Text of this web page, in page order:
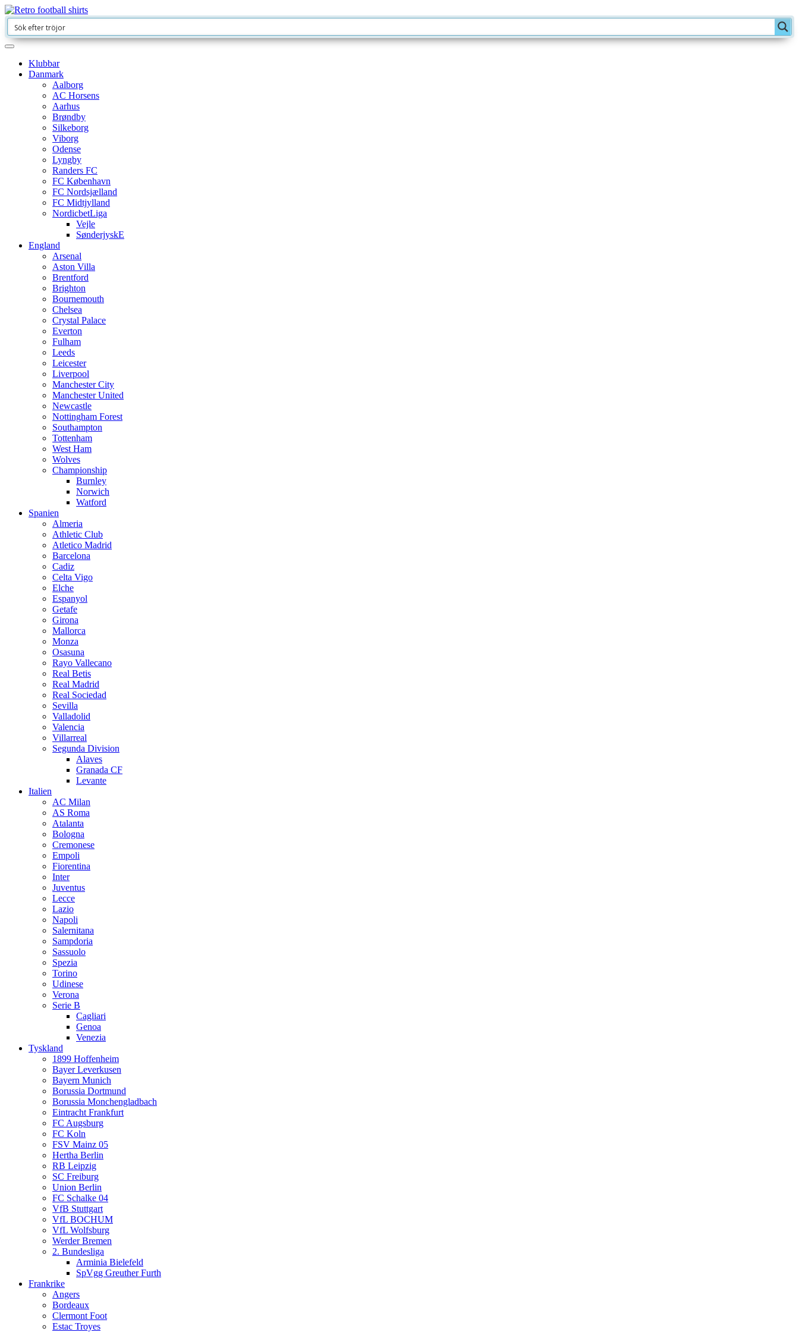
Klubbar
Danmark
Aalborg
AC Horsens
Aarhus
Brøndby
Silkeborg
Viborg
Odense
Lyngby
Randers FC
FC København
FC Nordsjælland
FC Midtjylland
NordicbetLiga
Vejle
SønderjyskE
England
Arsenal
Aston Villa
Brentford
Brighton
Bournemouth
Chelsea
Crystal Palace
Everton
Fulham
Leeds
Leicester
Liverpool
Manchester City
Manchester United
Newcastle
Nottingham Forest
Southampton
Tottenham
West Ham
Wolves
Championship
Burnley
Norwich
Watford
Spanien
Almeria
Athletic Club
Atletico Madrid
Barcelona
Cadiz
Celta Vigo
Elche
Espanyol
Getafe
Girona
Mallorca
Monza
Osasuna
Rayo Vallecano
Real Betis
Real Madrid
Real Sociedad
Sevilla
Valladolid
Valencia
Villarreal
Segunda Division
Alaves
Granada CF
Levante
Italien
AC Milan
AS Roma
Atalanta
Bologna
Cremonese
Empoli
Fiorentina
Inter
Juventus
Lecce
Lazio
Napoli
Salernitana
Sampdoria
Sassuolo
Spezia
Torino
Udinese
Verona
Serie B
Cagliari
Genoa
Venezia
Tyskland
1899 Hoffenheim
Bayer Leverkusen
Bayern Munich
Borussia Dortmund
Borussia Monchengladbach
Eintracht Frankfurt
FC Augsburg
FC Koln
FSV Mainz 05
Hertha Berlin
RB Leipzig
SC Freiburg
Union Berlin
FC Schalke 04
VfB Stuttgart
VfL BOCHUM
VfL Wolfsburg
Werder Bremen
2. Bundesliga
Arminia Bielefeld
SpVgg Greuther Furth
Frankrike
Angers
Bordeaux
Clermont Foot
Estac Troyes